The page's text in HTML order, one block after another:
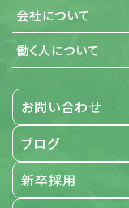
用もしくは提
の申し出を受
尊重し、誠意を
3. 適用範囲
当社が事業で取
るものです。
【適用範囲】
4. 個人情報
会社について
働く人について
お問い合わせ
ブログ
新卒採用